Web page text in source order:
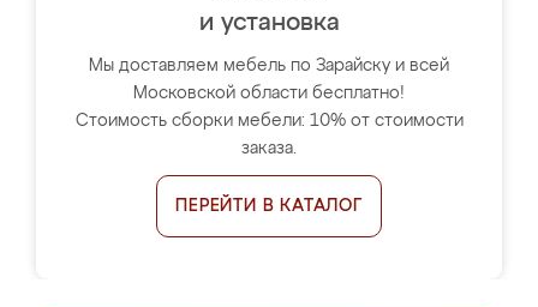
и установка
Мы доставляем мебель по Зарайску и всей
Московской области бесплатно!
Стоимость сборки мебели: 10% от стоимости
заказа.
ПЕРЕЙТИ В КАТАЛОГ